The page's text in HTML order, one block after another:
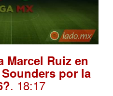
Marcel Ruiz en
por la
. 18:17